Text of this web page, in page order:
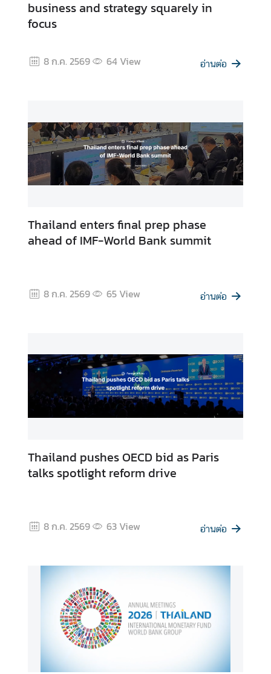
business and strategy squarely in
focus
8 ก.ค. 2569 64View อ่านต่อ
Thailand enters final prep phase
ahead of IMF-World Bank summit
8 ก.ค. 2569 65View อ่านต่อ
Thailand pushes OECD bid as Paris
talks spotlight reform drive
8 ก.ค. 2569 63View อ่านต่อ